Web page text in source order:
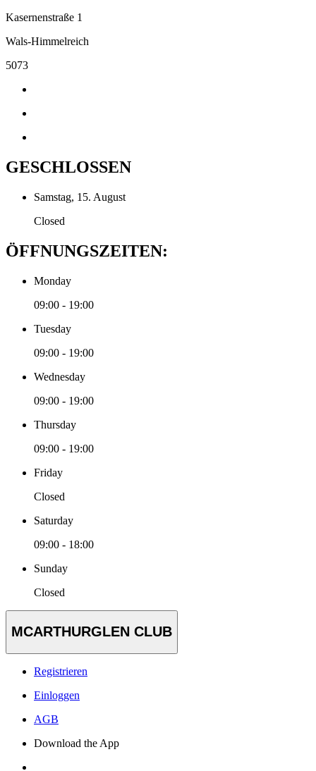
Kasernenstraße 1
Wals-Himmelreich
5073
GESCHLOSSEN
Samstag, 15. August
Closed
ÖFFNUNGSZEITEN:
Monday
09:00 - 19:00
Tuesday
09:00 - 19:00
Wednesday
09:00 - 19:00
Thursday
09:00 - 19:00
Friday
Closed
Saturday
09:00 - 18:00
Sunday
Closed
MCARTHURGLEN CLUB
Registrieren
Einloggen
AGB
Download the App